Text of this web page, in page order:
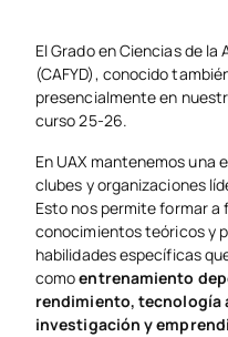
El Grado en Ciencias de
(CAFYD), conocido
presencialmente en
curso 25-26.
En UAX mantenemos una
clubes y organizaciones
Esto nos permite formar
conocimientos teóricos y
habilidades específicas
comoentrenamiento
rendimiento, tecnología
investigación y